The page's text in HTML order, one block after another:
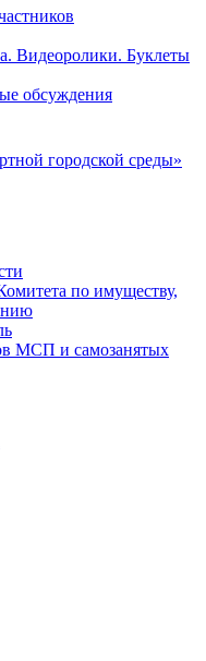
Видеоролики. Буклеты
обсуждения
городской среды»
по имуществу,
МСП и самозанятых